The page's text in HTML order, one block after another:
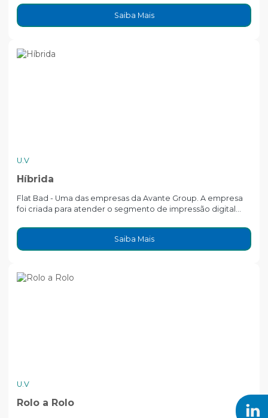
Saiba Mais
U.V
Híbrida
Flat Bad - Uma das empresas da Avante Group. A empresa
foi criada para atender o segmento de impressão digital...
Saiba Mais
U.V
Rolo a Rolo